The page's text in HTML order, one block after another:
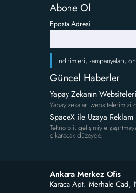
Abone Ol
Eposta Adresi
İndirimleri, kampanyaları,
Güncel Haberler
Yapay Zekanın
Yapay zekaları
SpaceX ile Uzaya Reklam
Teknoloji, gelişimiyle
çıkaracak düzeyde.
Ankara Merkez Ofis
Karaca Apt. Merhale Cad,